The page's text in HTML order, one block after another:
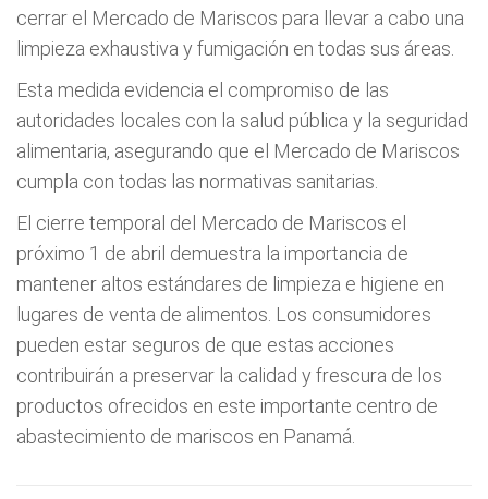
cerrar el Mercado de Mariscos para llevar a cabo una
limpieza exhaustiva y fumigación en todas sus áreas.
Esta medida evidencia el compromiso de las
autoridades locales con la salud pública y la seguridad
alimentaria, asegurando que el Mercado de Mariscos
cumpla con todas las normativas sanitarias.
El cierre temporal del Mercado de Mariscos el
próximo 1 de abril demuestra la importancia de
mantener altos estándares de limpieza e higiene en
lugares de venta de alimentos. Los consumidores
pueden estar seguros de que estas acciones
contribuirán a preservar la calidad y frescura de los
productos ofrecidos en este importante centro de
abastecimiento de mariscos en Panamá.